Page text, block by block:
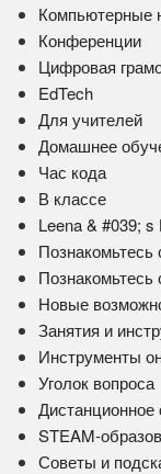
Компьютерные
Конференции
Цифровая
EdTech
Для учителей
Домашнее
Час кода
В классе
Leena & #039;
Познакомьтесь
Познакомьтесь
Новые
Занятия и
Инструменты
Уголок вопроса
Дистанционное
STEAM-
Советы и